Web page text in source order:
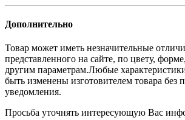
Дополнительно
Товар может иметь незначительные
представленного на сайте, по цвету,
другим параметрам.Любые
быть изменены изготовителем товара без
уведомления.
Просьба уточнять интересующую Вас